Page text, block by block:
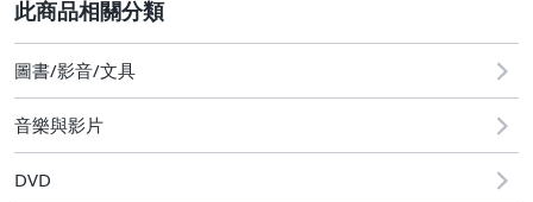
國語光碟
台語光碟
圖書/影音/文具
音樂與影片
DVD